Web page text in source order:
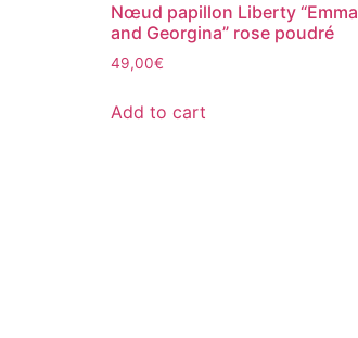
Nœud papillon Liberty “Emma
and Georgina” rose poudré
49,00€
Add to cart